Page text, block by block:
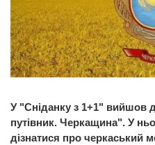
У "Сніданку з 1+1" вийшов
путівник. Черкащина". У
дізнатися про черкаський